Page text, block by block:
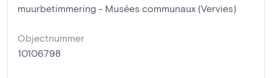
muurbetimmering - Musées communaux (Vervies)
Objectnummer
10106798